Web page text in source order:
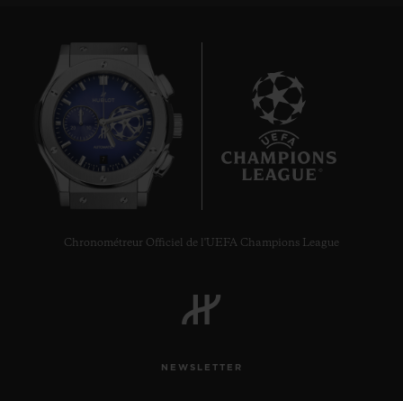
7
Chronométreur Officiel de l'UEFA Champions League
NEWSLETTER